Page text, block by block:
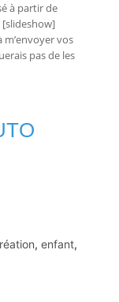
à partir de
[slideshow]
m’envoyer vos
pas de les
, enfant,